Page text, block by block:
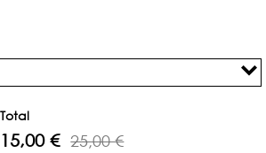
Total
15,00 € 25,00 €